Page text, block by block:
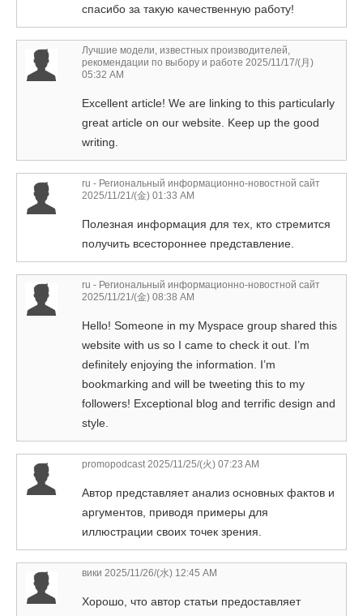
спасибо за такую качественную работу!
Лучшие модели, известных производителей,
рекомендации по выбору и работе 2025/11/17/(月)
05:32 AM
Excellent article! We are linking to this particularly
great article on our website. Keep up the good
writing.
ru - Региональный информационно-новостной сайт
2025/11/21/(金) 01:33 AM
Полезная информация для тех, кто стремится
получить всестороннее представление.
ru - Региональный информационно-новостной сайт
2025/11/21/(金) 08:38 AM
Hello! Someone in my Myspace group shared this
website with us so I came to check it out. I’m
definitely enjoying the information. I’m
bookmarking and will be tweeting this to my
followers! Exceptional blog and terrific design and
style.
promopodcast2025/11/25/(火) 07:23 AM
Автор представляет анализ основных фактов и
аргументов, приводя примеры для
иллюстрации своих точек зрения.
вики 2025/11/26/(水) 12:45 AM
Хорошо, что автор статьи предоставляет